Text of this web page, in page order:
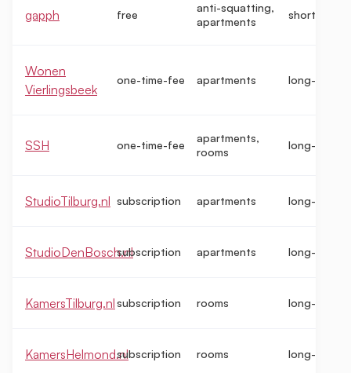
gapph free
anti-squatting,
apartments
short-term
Wonen
Vierlingsbeek
one-time-fee apartments long-term
SSH one-time-fee
apartments,
rooms
long-term
StudioTilburg.nl subscription apartments long-term
StudioDenBosch.nlsubscription apartments long-term
KamersTilburg.nlsubscription rooms long-term
KamersHelmond.nlsubscription rooms long-term